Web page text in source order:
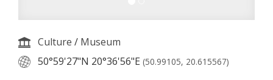
Culture / Museum
50°59'27"N 20°36'56"E (50.99105, 20.615567)